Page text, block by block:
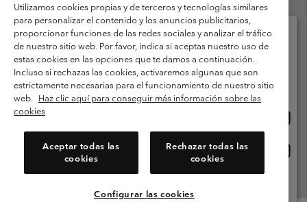
Condiciones de uso
Terminos de Venta
Garantía
Política de Privacidad
Términos y condiciones del programa de miembros
Términos De Uso Del Contenido Generado Por Los Usuarios
Impressum
Cookies Public CBCR
Utilizamos cookies propias y de terceros y tecnologías similares
para personalizar el contenido y los anuncios publicitarios,
proporcionar funciones de las redes sociales y analizar el tráfico
de nuestro sitio web. Por favor, indica si aceptas nuestro uso de
estas cookies en las opciones que te damos a continuación.
Incluso si rechazas las cookies, activaremos algunas que son
estrictamente necesarias para el funcionamiento de nuestro sitio
web. Haz clic aquí para conseguir más información sobre las
cookies
Aceptar todas las
cookies
Rechazar todas las
cookies
Configurar las cookies
Selecciona tu país e idioma envío
Compras en línea disponibles
línea
España
Ver Todos Los Países